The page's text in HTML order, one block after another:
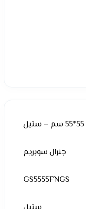
جنرال سوبريم
GS5555FNGS